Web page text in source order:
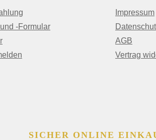
-Formular
Impressum
AGB
Vertrag
SICHER ONLINE